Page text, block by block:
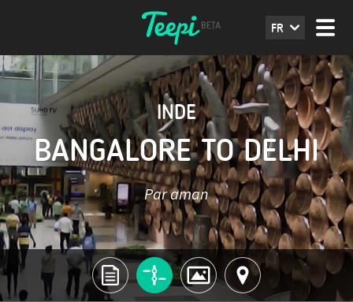
FR
INDE
BANGALORE TO DELHI
Par aman